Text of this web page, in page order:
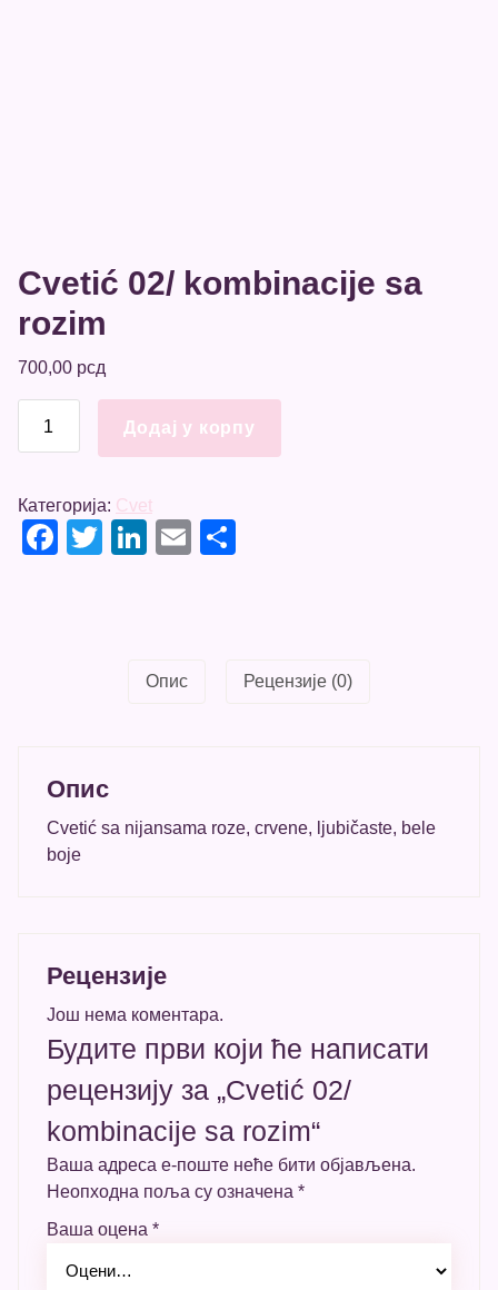
Cvetić 02/ kombinacije sa
rozim
700,00 рсд
rozim
количина
Додај у корпу
Категорија: Cvet
Facebook
TwitterLinkedIn
Email
Опис Рецензије (0)
Опис
Cvetić sa nijansama roze, crvene, ljubičaste, bele
boje
Рецензије
Још нема коментара.
Будите први који ће написати
рецензију за „Cvetić 02/
kombinacije sa rozim“
Ваша адреса е-поште неће бити објављена.
Неопходна поља су означена *
Ваша оцена *